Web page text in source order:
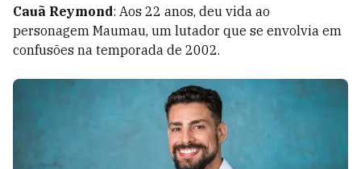
Cauã Reymond: Aos 22 anos, deu vida ao
personagem Maumau, um lutador que se envolvia em
confusões na temporada de 2002.